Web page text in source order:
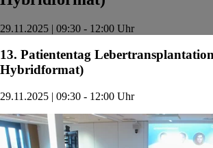
29.11.2025 | 09:30 - 12:00 Uhr
13. Patiententag
Hybridformat)
29.11.2025 | 09:30 - 12:00 Uhr